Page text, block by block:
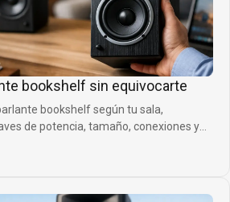
bookshelf sin equivocarte
bookshelf según tu sala,
de potencia, tamaño, conexiones y